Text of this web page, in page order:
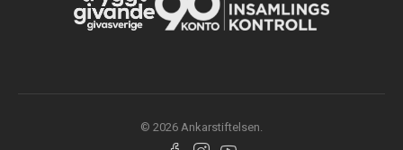
© 2026 Ankarstiftelsen.